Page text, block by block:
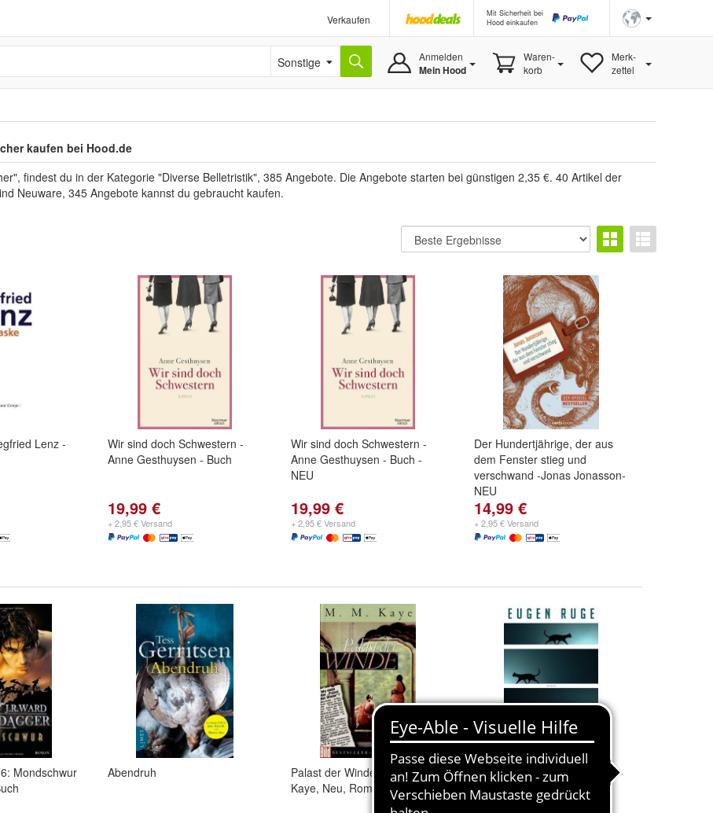
Verkaufen
Mit Sicherheit bei
Hood einkaufen
Sonstige Anmelden
Mein Hood
Waren-
korb
Merk-
zettel
kaufen bei Hood.de
findest du in der Kategorie "Diverse Belletristik", 385 Angebote. Die Angebote starten bei günstigen 2,35 €. 40 Artikel der
Neuware, 345 Angebote kannst du gebraucht kaufen.
Lenz -
Wir sind doch Schwestern -
Anne Gesthuysen - Buch
19,99 €
+ 2,95 € Versand
Wir sind doch Schwestern -
Anne Gesthuysen - Buch -
NEU
19,99 €
+ 2,95 € Versand
Der Hundertjährige, der aus
dem Fenster stieg und
verschwand -Jonas Jonasson-
NEU
14,99 €
+ 2,95 € Versand
Mondschwur
Abendruh
Palast der Winde - Mary M.
Kaye, Neu, Roman
Cabo de Gata - Eugen Ruge -
Buch